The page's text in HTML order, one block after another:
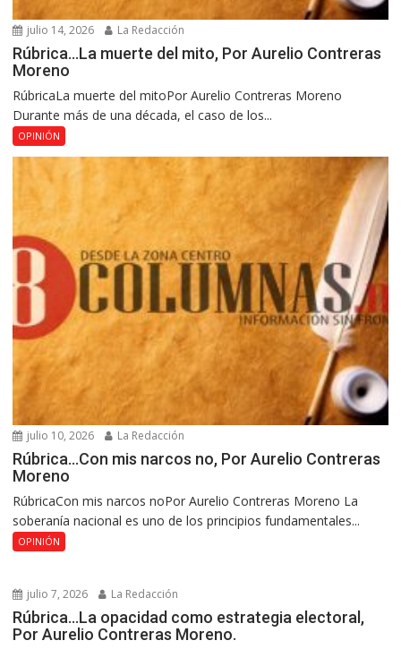
julio 14, 2026 La Redacción
Rúbrica…La muerte del mito, Por Aurelio Contreras
Moreno
RúbricaLa muerte del mitoPor Aurelio Contreras Moreno
Durante más de una década, el caso de los...
OPINIÓN
julio 10, 2026 La Redacción
Rúbrica…Con mis narcos no, Por Aurelio Contreras
Moreno
RúbricaCon mis narcos noPor Aurelio Contreras Moreno La
soberanía nacional es uno de los principios fundamentales...
OPINIÓN
julio 7, 2026 La Redacción
Rúbrica…La opacidad como estrategia electoral,
Por Aurelio Contreras Moreno.